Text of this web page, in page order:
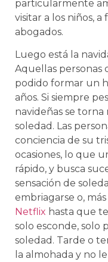
particularmente
visitar a los niños,
abogados.
Luego está la
Aquellas personas
podido formar un
años. Si siempre
navideñas se
soledad. Las
conciencia de su
ocasiones, lo que
rápido, y busca
sensación de
embriagarse o,
Netflix hasta que
solo esconde, solo
soledad. Tarde o
la almohada y no